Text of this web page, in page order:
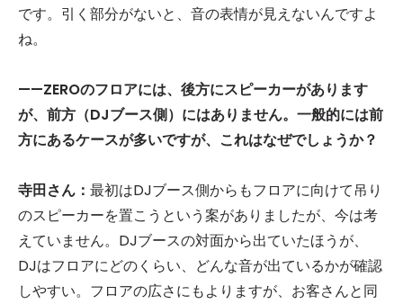
です。引く部分がないと、音の表情が見えないんですよ
ね。
——ZEROのフロアには、後方にスピーカーがあります
が、前方（DJブース側）にはありません。一般的には前
方にあるケースが多いですが、これはなぜでしょうか？
寺田さん： 最初はDJブース側からもフロアに向けて吊り
のスピーカーを置こうという案がありましたが、今は考
えていません。DJブースの対面から出ていたほうが、
DJはフロアにどのくらい、どんな音が出ているかが確認
しやすい。フロアの広さにもよりますが、お客さんと同